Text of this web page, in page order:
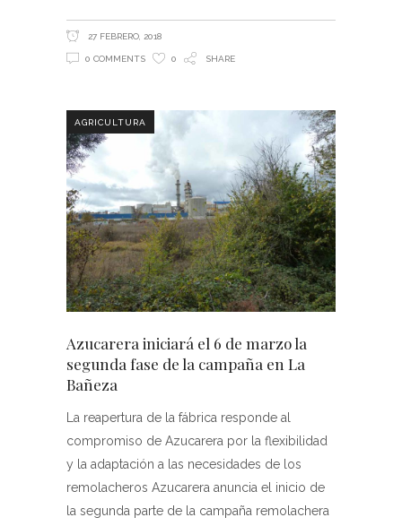
27 FEBRERO, 2018
0 COMMENTS 0 SHARE
AGRICULTURA
Azucarera iniciará el 6 de marzo la
segunda fase de la campaña en La
Bañeza
La reapertura de la fábrica responde al
compromiso de Azucarera por la flexibilidad
y la adaptación a las necesidades de los
remolacheros Azucarera anuncia el inicio de
la segunda parte de la campaña remolachera